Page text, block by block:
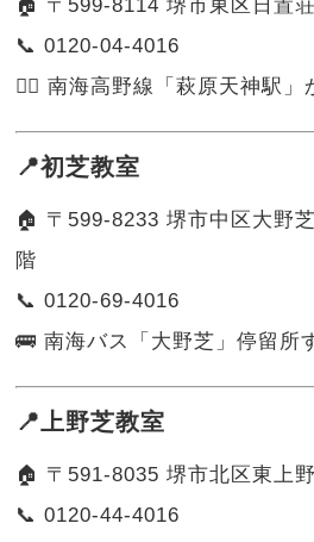
🏠 〒599-8114 堺市東区日置
📞 0120-04-4016
🚶‍♀️ 南海高野線「萩原天神駅」
📍初芝教室
🏠 〒599-8233 堺市中区大野
階
📞 0120-69-4016
🚌 南海バス「大野芝」停留所
📍上野芝教室
🏠 〒591-8035 堺市北区東上
📞 0120-44-4016